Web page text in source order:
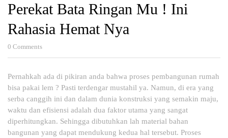
Perekat Bata Ringan Mu ! Ini
Rahasia Hemat Nya
0 Comments
Pernahkah ada di pikiran anda bahwa proses pembangunan rumah
bisa pakai lem ? Pasti terdengar mustahil ya. Namun, di era yang
serba canggih ini dan dalam dunia konstruksi yang semakin maju,
waktu dan efisiensi adalah dua faktor utama yang sangat
diperhitungkan. Sehingga dibutuhkan lah material bahan
bangunan yang dapat mendukung kedua hal tersebut. Proses